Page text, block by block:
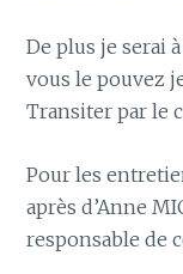
De plus je serai
vous le pouvez
Transiter par le
Pour les
après d’Anne
responsable de